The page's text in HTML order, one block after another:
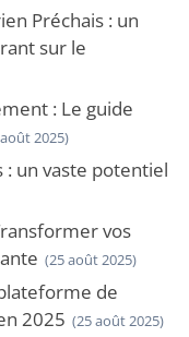
Préchais : un
sur le
: Le guide
2025)
: un vaste potentiel
vos
(25 août 2025)
de
2025 (25 août 2025)